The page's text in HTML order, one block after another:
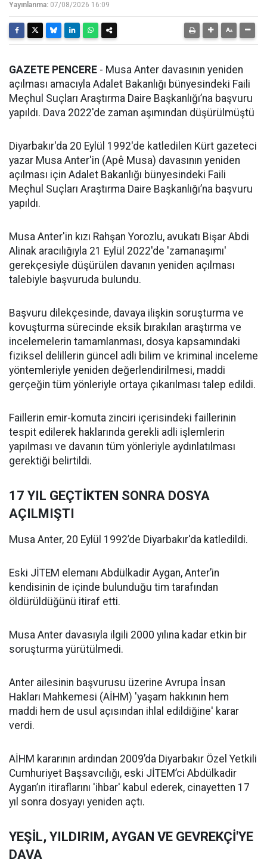
Yayınlanma: 07/08/2026 16:09
GAZETE PENCERE - Musa Anter davasının yeniden
açılması amacıyla Adalet Bakanlığı bünyesindeki Faili
Meçhul Suçları Araştırma Daire Başkanlığı’na başvuru
yapıldı. Dava 2022'de zaman aşımından düşürülmüştü
Diyarbakır'da 20 Eylül 1992'de katledilen Kürt gazeteci
yazar Musa Anter'in (Apê Musa) davasının yeniden
açılması için Adalet Bakanlığı bünyesindeki Faili
Meçhul Suçları Araştırma Daire Başkanlığı’na başvuru
yapıldı.
Musa Anter'in kızı Rahşan Yorozlu, avukatı Bişar Abdi
Alinak aracılığıyla 21 Eylül 2022'de 'zamanaşımı'
gerekçesiyle düşürülen davanın yeniden açılması
talebiyle başvuruda bulundu.
Başvuru dilekçesinde, davaya ilişkin soruşturma ve
kovuşturma sürecinde eksik bırakılan araştırma ve
incelemelerin tamamlanması, dosya kapsamındaki
fiziksel delillerin güncel adli bilim ve kriminal inceleme
yöntemleriyle yeniden değerlendirilmesi, maddi
gerçeğin tüm yönleriyle ortaya çıkarılması talep edildi.
Faillerin emir-komuta zinciri içerisindeki faillerinin
tespit edilerek haklarında gerekli adli işlemlerin
yapılması ve davanın tüm yönleriyle aydınlatılması
gerektiği belirtildi.
17 YIL GEÇTİKTEN SONRA DOSYA
AÇILMIŞTI
Musa Anter, 20 Eylül 1992’de Diyarbakır'da katledildi.
Eski JİTEM elemanı Abdülkadir Aygan, Anter’in
kendisinin de içinde bulunduğu tim tarafından
öldürüldüğünü itiraf etti.
Musa Anter davasıyla ilgili 2000 yılına kadar etkin bir
soruşturma yürütülmedi.
Anter ailesinin başvurusu üzerine Avrupa İnsan
Hakları Mahkemesi (AİHM) 'yaşam hakkının hem
maddi hem de usul açısından ihlal edildiğine' karar
verdi.
AİHM kararının ardından 2009’da Diyarbakır Özel Yetkili
Cumhuriyet Başsavcılığı, eski JİTEM’ci Abdülkadir
Aygan’ın itiraflarını 'ihbar' kabul ederek, cinayetten 17
yıl sonra dosyayı yeniden açtı.
YEŞİL, YILDIRIM, AYGAN VE GEVREKÇİ'YE
DAVA